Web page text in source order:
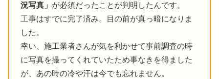
況写真」 が必須だったことが判明したんです。
工事はすでに完了済み。目の前が真っ暗になりま
した。
幸い、施工業者さんが気を利かせて事前調査の時
に写真を撮ってくれていたため事なきを得ました
が、あの時の冷や汗は今でも忘れません。